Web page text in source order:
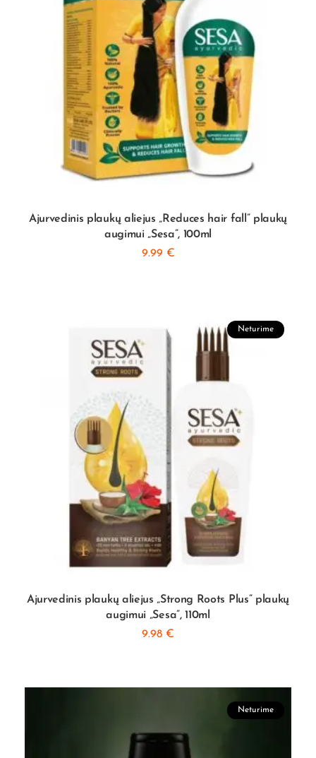
Ajurvedinis plaukų aliejus „Reduces hair fall” plaukų
augimui „Sesa”, 100ml
9.99 €
Neturime
Ajurvedinis plaukų aliejus „Strong Roots Plus” plaukų
augimui „Sesa”, 110ml
9.98 €
Neturime